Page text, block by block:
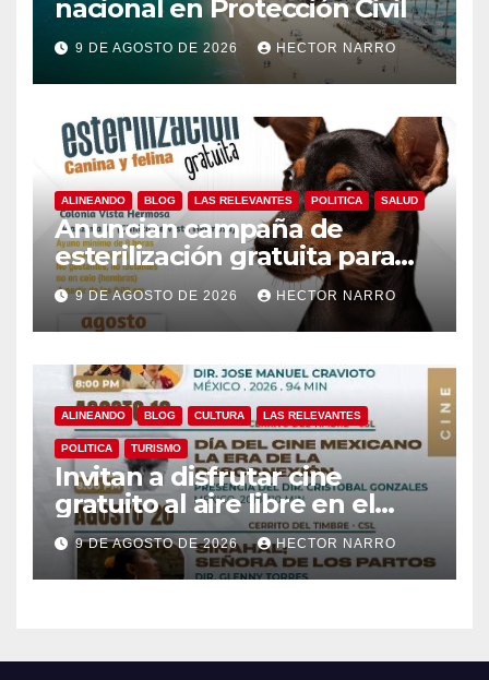
nacional en Protección Civil
9 DE AGOSTO DE 2026 HECTOR NARRO
ALINEANDO BLOG LAS RELEVANTES POLITICA SALUD
Anuncian campaña de
esterilización gratuita para
perros y gatos en San José
del Cabo
9 DE AGOSTO DE 2026 HECTOR NARRO
ALINEANDO BLOG CULTURA LAS RELEVANTES
POLITICA TURISMO
Invitan a disfrutar cine
gratuito al aire libre en el
Cerrito del Timbre de Cabo
San Lucas
9 DE AGOSTO DE 2026 HECTOR NARRO